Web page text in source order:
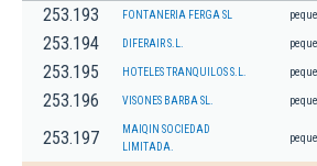
253.193 FONTANERIA FERGA SL
253.194 DIFERAIR S.L.
253.195 HOTELES TRANQUILOS S.L.
253.196 VISONES BARBA SL.
253.197
MAIQIN SOCIEDAD
LIMITADA.